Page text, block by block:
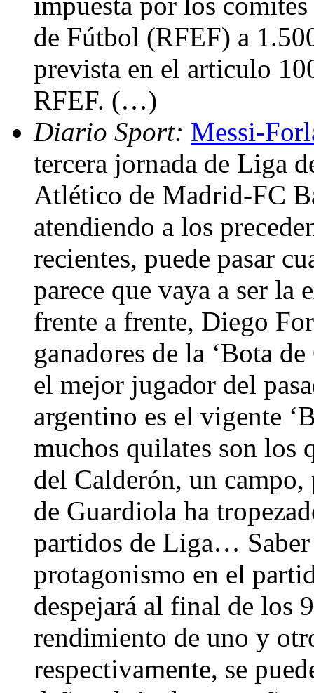
de Fútbol (RFEF) a
prevista en el articulo
RFEF. (…)
Diario Sport: Messi-
tercera jornada de Liga
Atlético de Madrid-FC
atendiendo a los
recientes, puede pasar
parece que vaya a ser la
frente a frente, Diego
ganadores de la ‘Bota
el mejor jugador del
argentino es el vigente
muchos quilates son los
del Calderón, un
de Guardiola ha
partidos de Liga… Saber
protagonismo en el
despejará al final de los
rendimiento de uno y
respectivamente, se